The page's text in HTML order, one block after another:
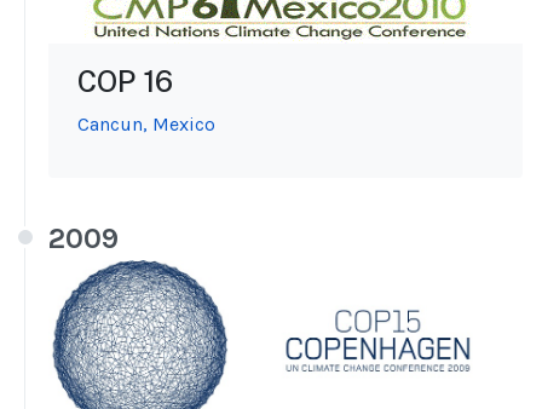
COP 16
Cancun, Mexico
2009